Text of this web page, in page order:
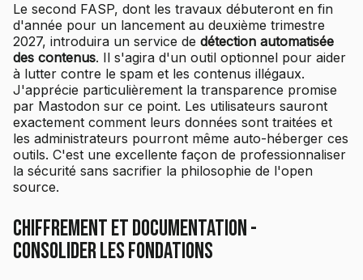
Le second FASP, dont les travaux débuteront en fin
d'année pour un lancement au deuxième trimestre
2027, introduira un service de détection automatisée
des contenus. Il s'agira d'un outil optionnel pour aider
à lutter contre le spam et les contenus illégaux.
J'apprécie particulièrement la transparence promise
par Mastodon sur ce point. Les utilisateurs sauront
exactement comment leurs données sont traitées et
les administrateurs pourront même auto-héberger ces
outils. C'est une excellente façon de professionnaliser
la sécurité sans sacrifier la philosophie de l'open
source.
Chiffrement et documentation -
Consolider les fondations